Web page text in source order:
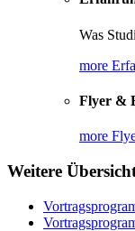
Was
more
Flyer &
more
Weitere